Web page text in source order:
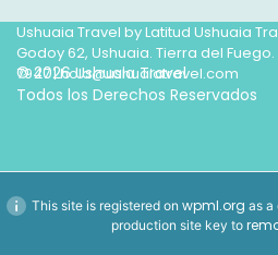
Ushuaia Travel by Latitud Ushuaia
Godoy 62, Ushuaia. Tierra del
7947|hola@ushuaiatravel.com
© 2026 Ushuaia Travel
Todos los Derechos Reservados
This site is registered on wpml.org as a
production site key to